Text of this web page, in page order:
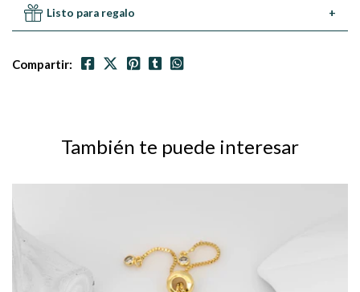
Listo para regalo +
Compartir:
También te puede interesar